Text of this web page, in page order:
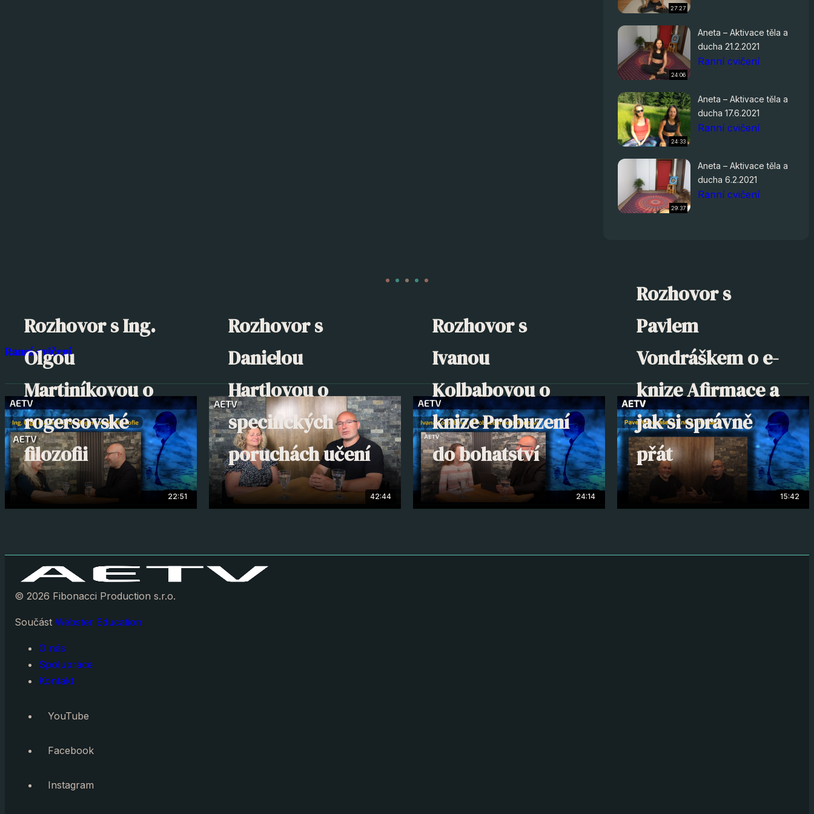
27:27
24:06
Aneta – Aktivace těla a
ducha 21.2.2021
Ranní cvičení
24:33
Aneta – Aktivace těla a
ducha 17.6.2021
Ranní cvičení
29:37
Aneta – Aktivace těla a
ducha 6.2.2021
Ranní cvičení
Ranní cvičení
Rozhovor s Ing.
Olgou
Martiníkovou o
rogersovské
filozofii
22:51
Rozhovor s
Danielou
Hartlovou o
specifických
poruchách učení
42:44
Rozhovor s
Ivanou
Kolbabovou o
knize Probuzení
do bohatství
24:14
Rozhovor s
Pavlem
Vondráškem o e-
knize Afirmace a
jak si správně
přát
15:42
© 2026 Fibonacci Production s.r.o.
Součást Webster Education
O nás
Spolupráce
Kontakt
YouTube
Facebook
Instagram